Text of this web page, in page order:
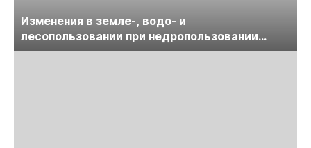
Изменения в земле-, водо- и
лесопользовании при недропользовании
обсудят на семинаре «ПравоТЭК»